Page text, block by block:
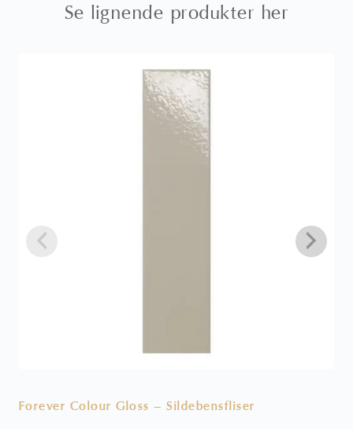
Se lignende produkter her
Forever Colour Gloss – Sildebensfliser